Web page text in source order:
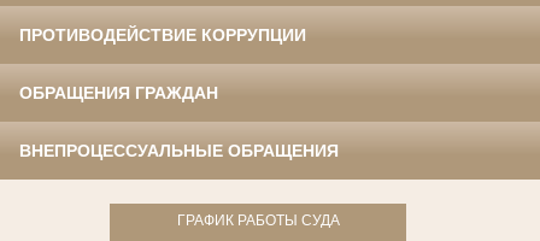
ПРОТИВОДЕЙСТВИЕ КОРРУПЦИИ
ОБРАЩЕНИЯ ГРАЖДАН
ВНЕПРОЦЕССУАЛЬНЫЕ ОБРАЩЕНИЯ
ГРАФИК РАБОТЫ СУДА